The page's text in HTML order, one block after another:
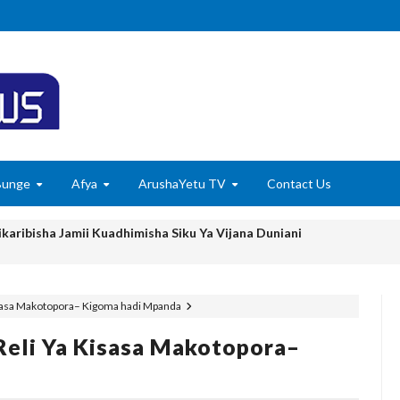
Afya ArushaYetu TV Contact Us
Jamii Kuadhimisha Siku Ya Vijana Duniani
Makotopora– Kigoma hadi Mpanda
Ya Kisasa Makotopora–